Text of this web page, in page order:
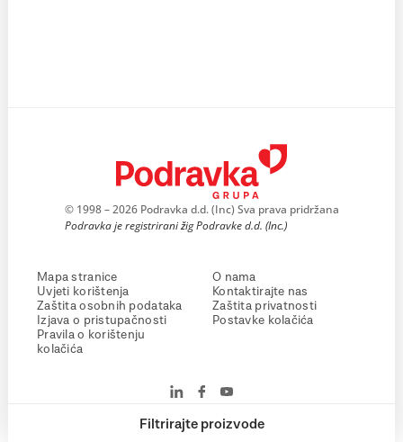
Filtrirajte proizvode
© 1998 – 2026 Podravka d.d. (Inc) Sva prava pridržana
Podravka je registrirani žig Podravke d.d. (Inc.)
Mapa stranice
Uvjeti korištenja
Zaštita osobnih podataka
Izjava o pristupačnosti
Pravila o korištenju
kolačića
O nama
Kontaktirajte nas
Zaštita privatnosti
Postavke kolačića